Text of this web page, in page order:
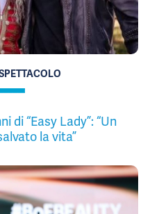
di “Easy Lady”: “Un
la vita”